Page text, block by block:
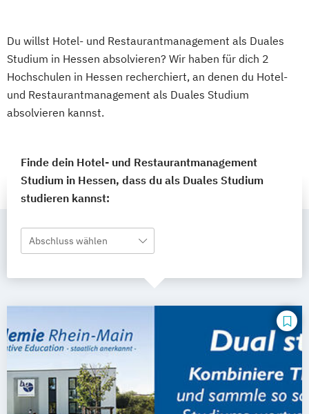
Du willst Hotel- und Restaurantmanagement als Duales
Studium in Hessen absolvieren? Wir haben für dich 2
Hochschulen in Hessen recherchiert, an denen du Hotel-
und Restaurantmanagement als Duales Studium
absolvieren kannst.
Finde dein Hotel- und Restaurantmanagement
Studium in Hessen, dass du als Duales Studium
studieren kannst:
Abschluss wählen